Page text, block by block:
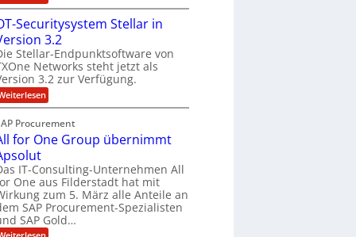
h
e
f
b
e
i
I
S
S
p
e
z
i
a
J
u
l
i
N
e
t
A
p
p
e
n
e
n
t
C
T
O
Securitysystem Stellar in
3.2
Stellar-Endpunktsoftware von
Networks steht jetzt als
3.2 zur Verfügung.
:
O
-
S
u
r
i
t
y
s
Procurement
for One Group übernimmt
IT-Consulting-Unternehmen All
One aus Filderstadt hat mit
zum 5. März alle Anteile an
SAP Procurement-Spezialisten
SAP Gold…
: